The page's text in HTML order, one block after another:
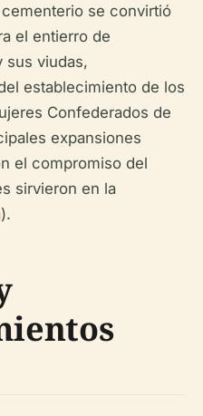
se convirtió
el entierro de
sus viudas,
establecimiento de los
Confederados de
expansiones
el compromiso del
sirvieron en la
).